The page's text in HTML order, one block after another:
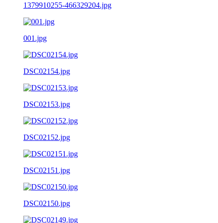
1379910255-466329204.jpg
001.jpg
DSC02154.jpg
DSC02153.jpg
DSC02152.jpg
DSC02151.jpg
DSC02150.jpg